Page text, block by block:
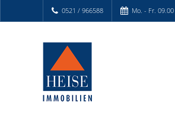
0521 / 966588 Mo. - Fr.